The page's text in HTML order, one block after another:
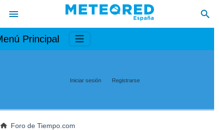
Principal
Iniciar sesión Registrarse
Foro de Tiempo.com